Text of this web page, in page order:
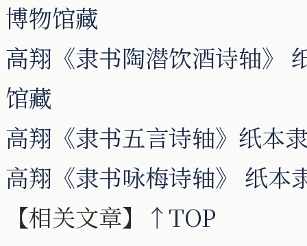
博物馆藏
高翔《隶书陶潜饮酒诗轴》
馆藏
高翔《隶书五言诗轴》纸本
高翔《隶书咏梅诗轴》 纸
【相关文章】
↑TOP